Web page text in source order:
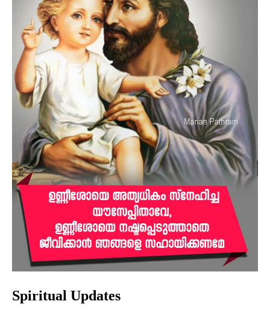
Spiritual Updates